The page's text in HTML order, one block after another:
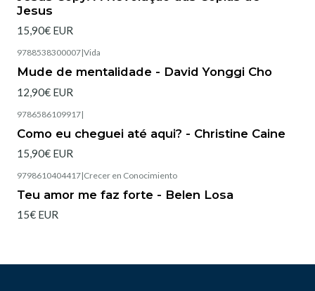
Jesus
15,90€ EUR
9788538300007|Vida
Mude de mentalidade - David Yonggi Cho
12,90€ EUR
9786586109917|
Como eu cheguei até aqui? - Christine Caine
15,90€ EUR
9798610404417|Crecer en Conocimiento
Teu amor me faz forte - Belen Losa
15€ EUR